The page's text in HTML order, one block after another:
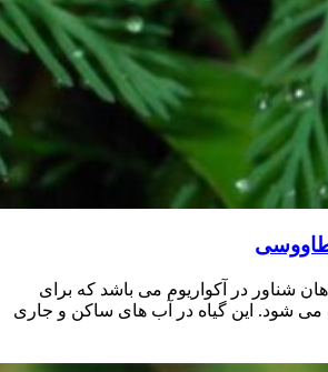
طاووسی
شناور در آکواریوم می باشد که برای
می شود. این گیاه در آب های ساکن و جاری